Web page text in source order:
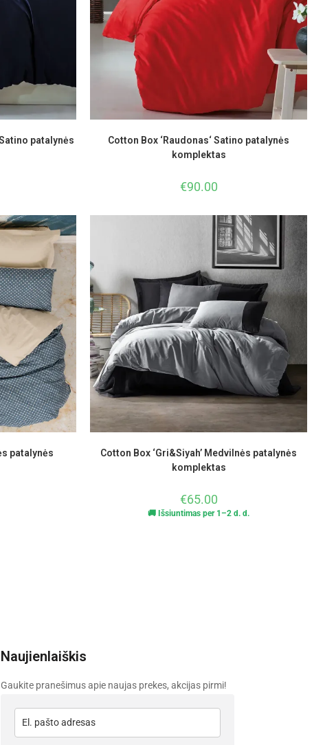
patalynės
Cotton Box ‘Raudonas‘ Satino patalynės
komplektas
€90.00
patalynės
Cotton Box ‘Gri&Siyah’ Medvilnės patalynės
komplektas
€65.00
🚚 Išsiuntimas per 1–2 d. d.
Naujienlaiškis
Gaukite pranešimus apie naujas prekes, akcijas pirmi!